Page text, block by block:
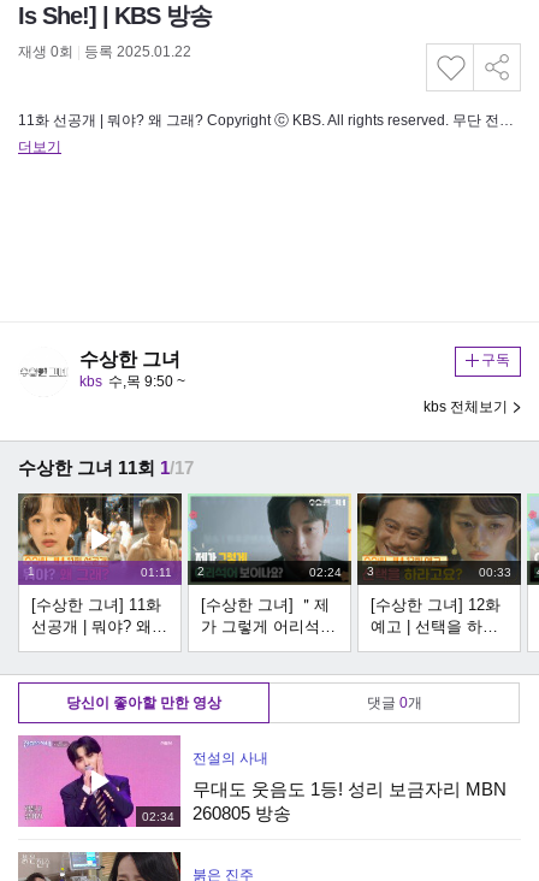
Is She!] | KBS 방송
재생 0회 등록 2025.01.22
11화 선공개 | 뭐야? 왜 그래? Copyright ⓒ KBS. All rights reserved. 무단 전재, 재배포 …
더보기
수상한 그녀
kbs 수,목 9:50 ~
구독
kbs 전체보기
수상한 그녀 11회 1/17
1 01:11
[수상한 그녀] 11화
선공개 | 뭐야? 왜
그래? [Who Is
She!] | KBS 방송
2 02:24
[수상한 그녀] ＂제
가 그렇게 어리석어
보이나요?＂ 기자
들 앞에서 당당하게
말하는 진영 [Who
Is She!] | KBS
3 00:33
[수상한 그녀] 12화
예고 | 선택을 하라
고요? [Who Is
She!] | KBS 방송
당신이 좋아할 만한 영상 댓글 0개
02:34
전설의 사내
무대도 웃음도 1등! 성리 보금자리 MBN
260805 방송
붉은 진주